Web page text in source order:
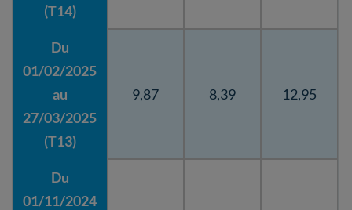
(T14)
Du
01/02/2025
au
27/03/2025
(T13)
9,87 8,39 12,95
Du
01/11/2024